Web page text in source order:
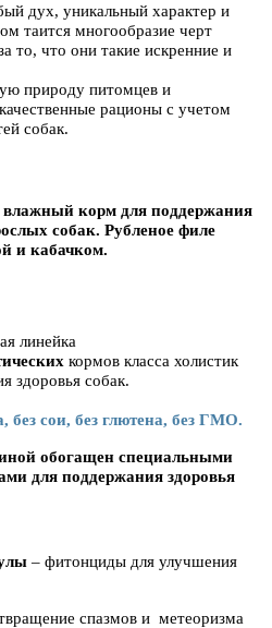
дух, уникальный характер и
таится многообразие черт
то, что они такие искренние и
природу питомцев и
рационы с учетом
собак.
корм для поддержания
собак. Рубленое филе
и кабачком.
линейка
кормов класса холистик
здоровья собак.
без сои, без глютена, без ГМО.
обогащен специальными
для поддержания здоровья
– фитонциды для улучшения
спазмов и метеоризма